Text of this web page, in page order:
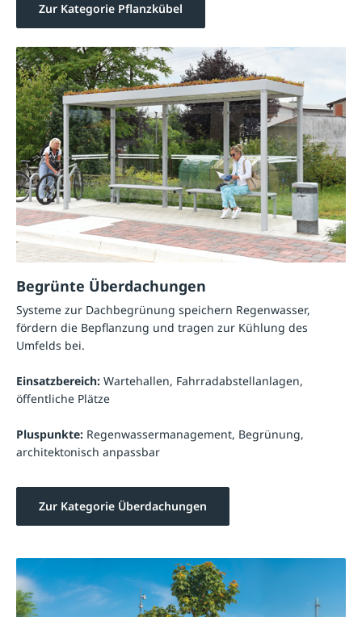
Zur Kategorie Pflanzkübel
Begrünte Überdachungen
Systeme zur Dachbegrünung speichern Regenwasser,
fördern die Bepflanzung und tragen zur Kühlung des
Umfelds bei.
Einsatzbereich: Wartehallen, Fahrradabstellanlagen,
öffentliche Plätze
Pluspunkte: Regenwassermanagement, Begrünung,
architektonisch anpassbar
Zur Kategorie Überdachungen